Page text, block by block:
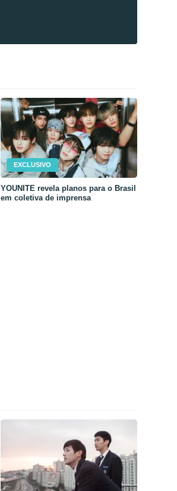
EXCLUSIVO
YOUNITE revela planos para o Brasil
em coletiva de imprensa